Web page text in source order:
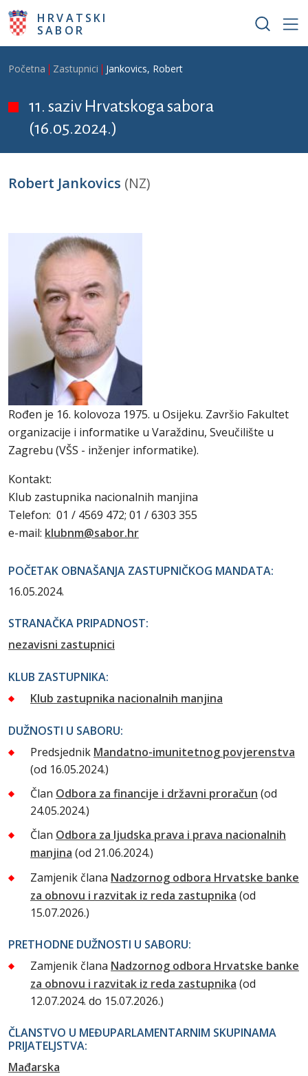
Skoči na glavni sadržaj
HRVATSKI
SABOR
Breadcrumb
Početna Zastupnici Jankovics, Robert
11. saziv Hrvatskoga sabora
(16.05.2024.)
Robert Jankovics (NZ)
Rođen je 16. kolovoza 1975. u Osijeku. Završio Fakultet
organizacije i informatike u Varaždinu, Sveučilište u
Zagrebu (VŠS - inženjer informatike).
Kontakt:
Klub zastupnika nacionalnih manjina
Telefon: 01 / 4569 472; 01 / 6303 355
e-mail: klubnm@sabor.hr
POČETAK OBNAŠANJA ZASTUPNIČKOG MANDATA:
16.05.2024.
STRANAČKA PRIPADNOST:
nezavisni zastupnici
KLUB ZASTUPNIKA:
Klub zastupnika nacionalnih manjina
DUŽNOSTI U SABORU:
Predsjednik Mandatno-imunitetnog povjerenstva
(od 16.05.2024.)
Član Odbora za financije i državni proračun (od
24.05.2024.)
Član Odbora za ljudska prava i prava nacionalnih
manjina (od 21.06.2024.)
Zamjenik člana Nadzornog odbora Hrvatske banke
za obnovu i razvitak iz reda zastupnika (od
15.07.2026.)
PRETHODNE DUŽNOSTI U SABORU:
Zamjenik člana Nadzornog odbora Hrvatske banke
za obnovu i razvitak iz reda zastupnika (od
12.07.2024. do 15.07.2026.)
ČLANSTVO U MEĐUPARLAMENTARNIM SKUPINAMA
PRIJATELJSTVA:
Mađarska